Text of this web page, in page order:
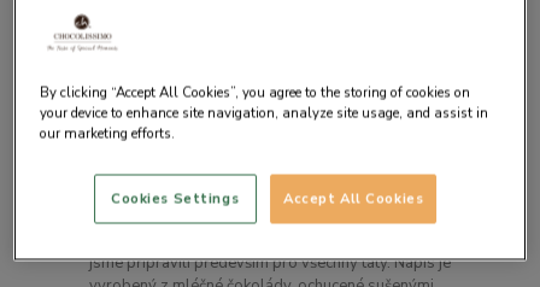
Detail produktu
jsme připravili především pro všechny táty. Nápis je
By clicking “Accept All Cookies”, you agree to the storing of cookies on
your device to enhance site navigation, analyze site usage, and assist in
our marketing efforts.
Accept All Cookies
Cookies Settings